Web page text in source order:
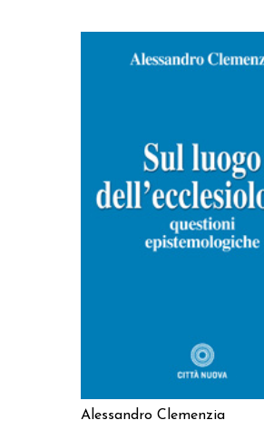
AGGIUNGI AL CARRELLO
Alessandro Clemenzia